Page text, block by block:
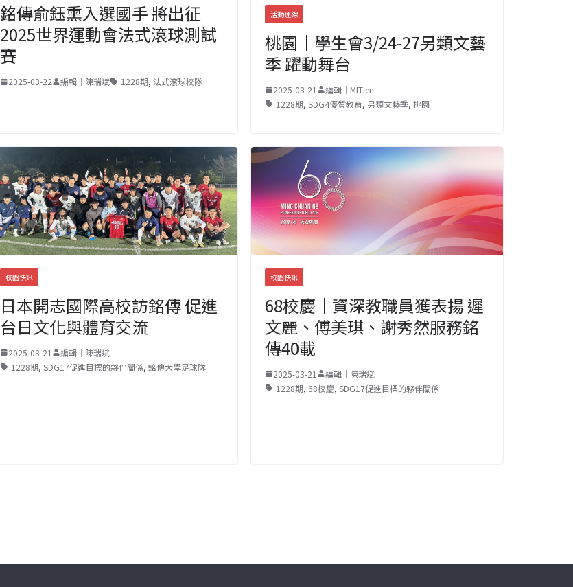
銘傳俞鈺熏入選國手 將出征
2025世界運動會法式滾球測試
賽
2025-03-22 編輯｜陳瑞斌 1228期, 法式滾球校隊
活動連線
桃園｜學生會3/24-27另類文藝
季 躍動舞台
2025-03-21
編輯｜MITien
1228期,SDG4優質教育, 另類文藝季,桃園
校園快訊
日本開志國際高校訪銘傳 促進
台日文化與體育交流
2025-03-21
編輯｜陳瑞斌
1228期, SDG17促進目標的夥伴關係, 銘傳大學足球隊
校園快訊
68校慶｜資深教職員獲表揚 遲
文麗、傅美琪、謝秀然服務銘
傳40載
2025-03-21
編輯｜陳瑞斌
1228期, 68校慶,SDG17促進目標的夥伴關係